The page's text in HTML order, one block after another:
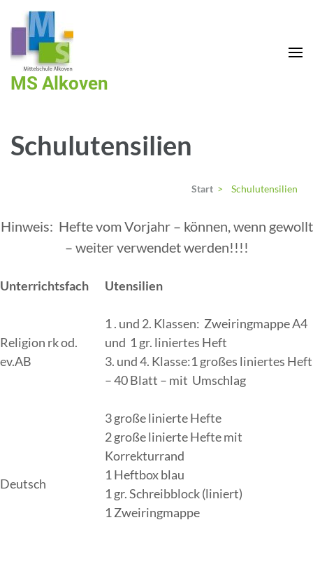
Inhalt
springen
(Enter
drücken)
MS Alkoven
Schulutensilien
Start > Schulutensilien
Hinweis: Hefte vom Vorjahr – können, wenn gewollt
– weiter verwendet werden!!!!
Unterrichtsfach Utensilien
Religion rk od.
ev.AB
1 . und 2. Klassen: Zweiringmappe A4
und 1 gr. liniertes Heft
3. und 4. Klasse:1 großes liniertes Heft
– 40 Blatt – mit Umschlag
Deutsch
3 große linierte Hefte
2 große linierte Hefte mit
Korrekturrand
1 Heftbox blau
1 gr. Schreibblock (liniert)
1 Zweiringmappe